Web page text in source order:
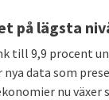
på lägsta
till 9,9 procent
nya data som
nu